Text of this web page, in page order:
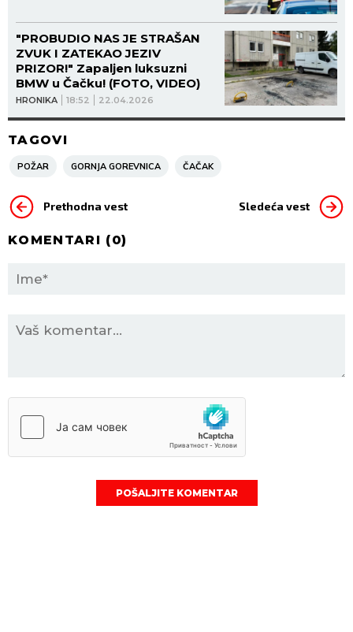
HRONIKA 18:52 22.04.2026
"PROBUDIO NAS JE STRAŠAN
ZVUK I ZATEKAO JEZIV
PRIZOR!" Zapaljen luksuzni
BMW u Čačku! (FOTO, VIDEO)
TAGOVI
POŽAR GORNJA GOREVNICA ČAČAK
Prethodna vest Sledeća vest
KOMENTARI (0)
POŠALJITE KOMENTAR